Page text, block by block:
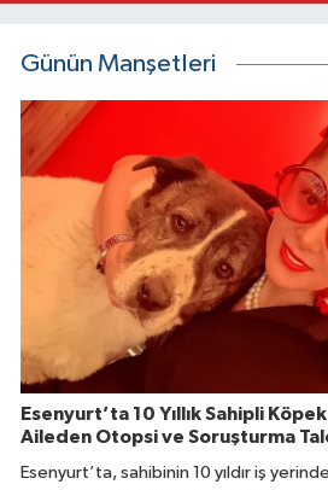
Günün Manşetleri
Esenyurt’ta 10 Yıllık Sahipli
Aileden Otopsi ve Soruşturma
Esenyurt’ta, sahibinin 10 yıldır iş